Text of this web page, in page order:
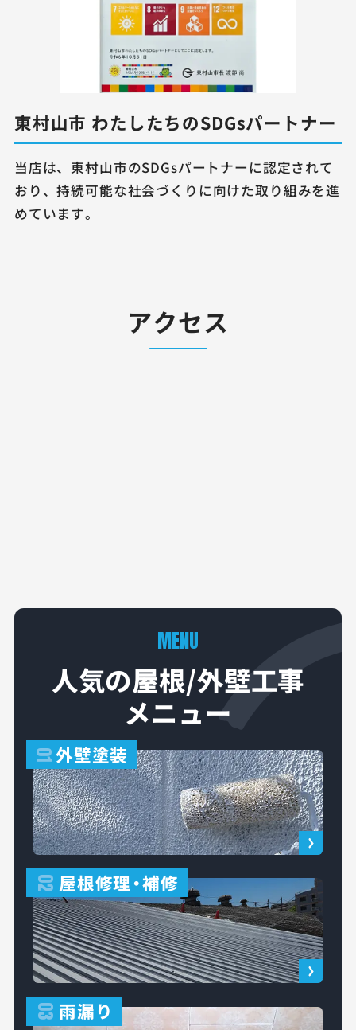
東村山市 わたしたちのSDGsパートナー
当店は、東村山市のSDGsパートナーに認定されて
おり、持続可能な社会づくりに向けた取り組みを進
めています。
アクセス
MENU
人気の屋根/外壁工事
メニュー
01外壁塗装
02 屋根修理・補修
03 雨漏り